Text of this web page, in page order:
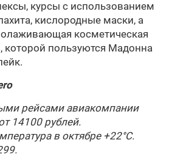
курсы с использованием
кислородные маски, а
косметическая
которой пользуются Мадонна
рейсами авиакомпании
14100 рублей.
в октябре +22°С.